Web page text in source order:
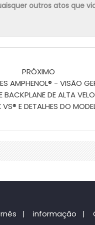
outros atos que
PRÓXIMO
AMPHENOL® - VISÃO
BACKPLANE DE ALTA
E DETALHES DO
| informação |